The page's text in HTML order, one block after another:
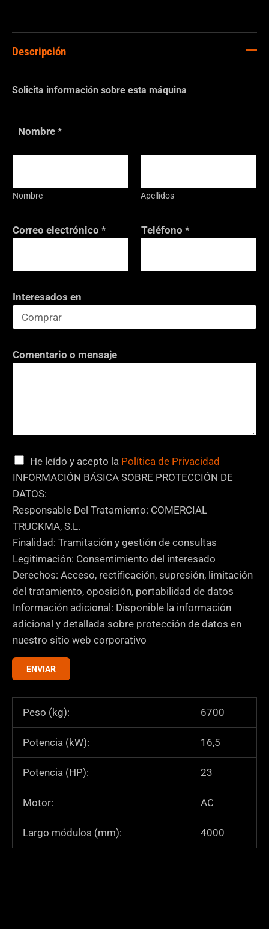
Descripción
Solicita información sobre esta máquina
Nombre *
Nombre Apellidos
Correo electrónico * Teléfono *
Interesados en
Comentario o mensaje
d
e
*
T
e
é
f
o
n
o
C
a
s
i
l
l
a
s
d
e
v
e
r
ó
*
He leído y acepto la Política de Privacidad
INFORMACIÓN BÁSICA SOBRE PROTECCIÓN DE
DATOS:
Responsable Del Tratamiento: COMERCIAL
TRUCKMA, S.L.
Finalidad: Tramitación y gestión de consultas
Legitimación: Consentimiento del interesado
Derechos: Acceso, rectificación, supresión, limitación
del tratamiento, oposición, portabilidad de datos
Información adicional: Disponible la información
adicional y detallada sobre protección de datos en
nuestro sitio web corporativo
ENVIAR
Peso (kg): 6700
Potencia (kW): 16,5
Potencia (HP): 23
Motor: AC
Largo módulos (mm): 4000